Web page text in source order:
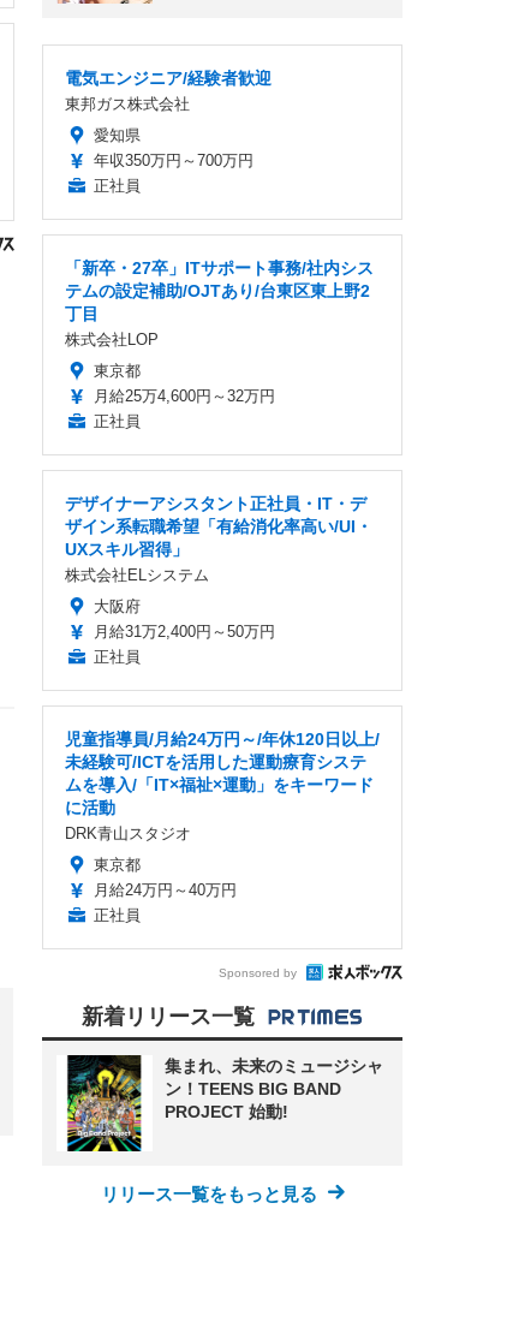
電気エンジニア/経験者歓迎
東邦ガス株式会社
愛知県
年収350万円～700万円
正社員
「新卒・27卒」ITサポート事務/社内シス
テムの設定補助/OJTあり/台東区東上野2
丁目
株式会社LOP
東京都
月給25万4,600円～32万円
正社員
デザイナーアシスタント正社員・IT・デ
ザイン系転職希望「有給消化率高い/UI・
UXスキル習得」
株式会社ELシステム
大阪府
月給31万2,400円～50万円
正社員
児童指導員/月給24万円～/年休120日以上/
未経験可/ICTを活用した運動療育システ
ムを導入/「IT×福祉×運動」をキーワード
に活動
DRK青山スタジオ
東京都
月給24万円～40万円
正社員
Sponsored by
新着リリース一覧
集まれ、未来のミュージシャ
ン！TEENS BIG BAND
PROJECT 始動!
リリース一覧をもっと見る